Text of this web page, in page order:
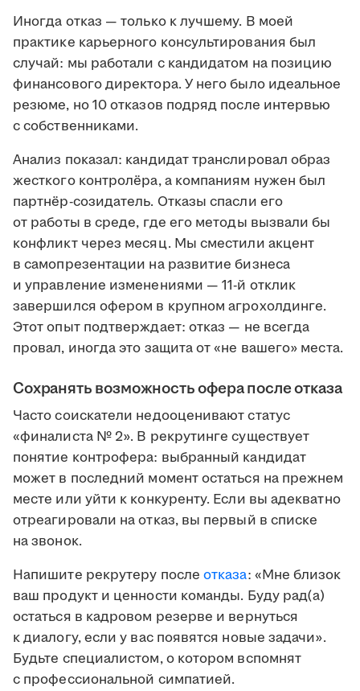
Иногда отказ — только к лучшему. В моей
практике карьерного консультирования был
случай: мы работали с кандидатом на позицию
финансового директора. У него было идеальное
резюме, но 10 отказов подряд после интервью
с собственниками.
Анализ показал: кандидат транслировал образ
жесткого контролёра, а компаниям нужен был
партнёр-созидатель. Отказы спасли его
от работы в среде, где его методы вызвали бы
конфликт через месяц. Мы сместили акцент
в самопрезентации на развитие бизнеса
и управление изменениями — 11-й отклик
завершился офером в крупном агрохолдинге.
Этот опыт подтверждает: отказ — не всегда
провал, иногда это защита от «не вашего» места.
Сохранять возможность офера после отказа
Часто соискатели недооценивают статус
«финалиста № 2». В рекрутинге существует
понятие контрофера: выбранный кандидат
может в последний момент остаться на прежнем
месте или уйти к конкуренту. Если вы адекватно
отреагировали на отказ, вы первый в списке
на звонок.
Напишите рекрутеру послеотказа: «Мне близок
ваш продукт и ценности команды. Буду рад(а)
остаться в кадровом резерве и вернуться
к диалогу, если у вас появятся новые задачи».
Будьте специалистом, о котором вспомнят
с профессиональной симпатией.